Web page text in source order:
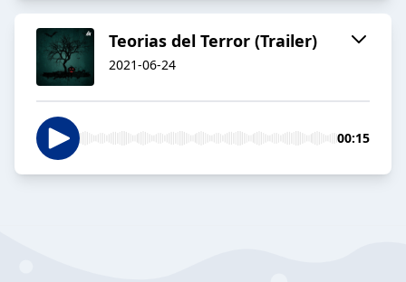
Teorias del Terror (Trailer)
2021-06-24
00:15